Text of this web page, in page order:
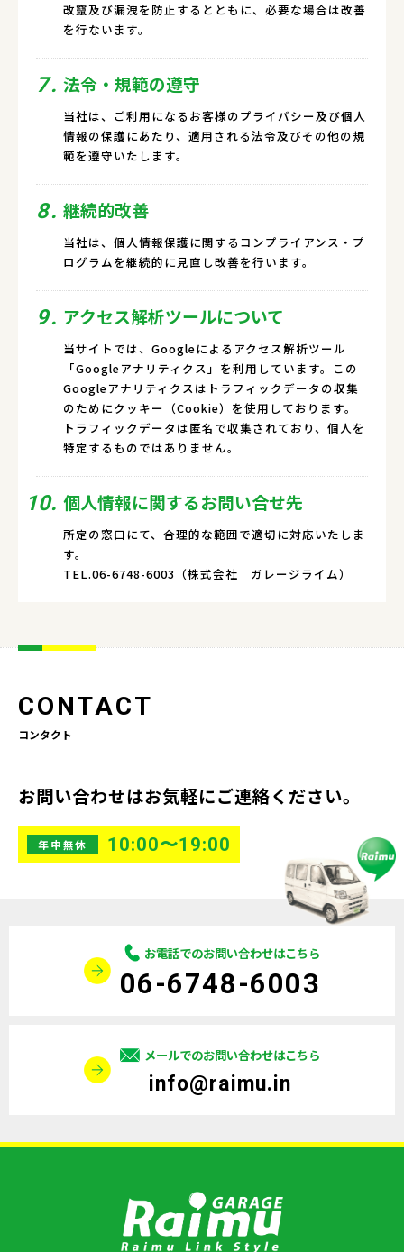
改竄及び漏洩を防止するとともに、必要な場合は改善
を行ないます。
7. 法令・規範の遵守
当社は、ご利用になるお客様のプライバシー及び個人
情報の保護にあたり、適用される法令及びその他の規
範を遵守いたします。
8. 継続的改善
当社は、個人情報保護に関するコンプライアンス・プ
ログラムを継続的に見直し改善を行います。
9. アクセス解析ツールについて
当サイトでは、Googleによるアクセス解析ツール
「Googleアナリティクス」を利用しています。この
Googleアナリティクスはトラフィックデータの収集
のためにクッキー（Cookie）を使用しております。
トラフィックデータは匿名で収集されており、個人を
特定するものではありません。
10. 個人情報に関するお問い合せ先
所定の窓口にて、合理的な範囲で適切に対応いたしま
す。
TEL.06-6748-6003（株式会社 ガレージライム）
CONTACT
コンタクト
お問い合わせはお気軽にご連絡ください。
年中無休 10:00〜19:00
お電話でのお問い合わせはこちら
06-6748-6003
メールでのお問い合わせはこちら
info@raimu.in